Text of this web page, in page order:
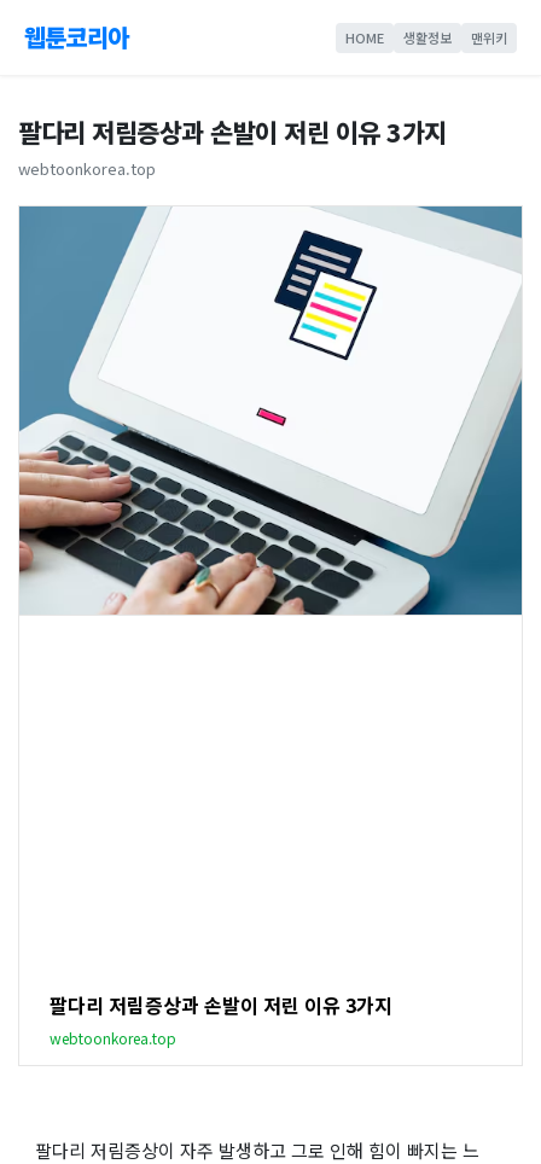
웹툰코리아 HOME 생활정보 맨위키
팔다리 저림증상과 손발이 저린 이유 3가지
webtoonkorea.top
팔다리 저림증상과 손발이 저린 이유 3가지
webtoonkorea.top
팔다리 저림증상이 자주 발생하고 그로 인해 힘이 빠지는 느